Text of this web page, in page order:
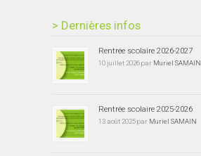
> Dernières infos
Rentrée scolaire 2026-2027
10 juillet 2026 par Muriel SAMAIN
Rentrée scolaire 2025-2026
13 août 2025 par Muriel SAMAIN